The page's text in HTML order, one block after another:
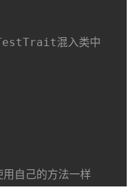
混入类中
自己的方法一样